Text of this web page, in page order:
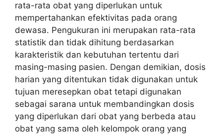
rata-rata obat yang diperlukan untuk
mempertahankan efektivitas pada orang
dewasa. Pengukuran ini merupakan rata-rata
statistik dan tidak dihitung berdasarkan
karakteristik dan kebutuhan tertentu dari
masing-masing pasien. Dengan demikian, dosis
harian yang ditentukan tidak digunakan untuk
tujuan meresepkan obat tetapi digunakan
sebagai sarana untuk membandingkan dosis
yang diperlukan dari obat yang berbeda atau
obat yang sama oleh kelompok orang yang